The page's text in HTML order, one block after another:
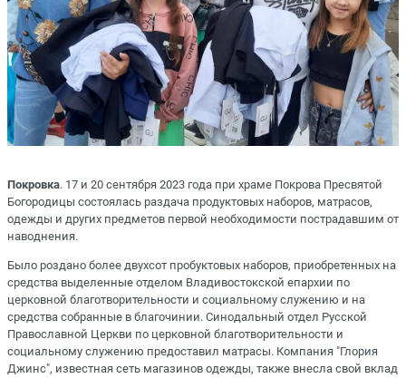
Покровка. 17 и 20 сентября 2023 года при храме Покрова Пресвятой
Богородицы состоялась раздача продуктовых наборов, матрасов,
одежды и других предметов первой необходимости пострадавшим от
наводнения.
Было роздано более двухсот пробуктовых наборов, приобретенных на
средства выделенные отделом Владивостокской епархии по
церковной благотворительности и социальному служению и на
средства собранные в благочинии. Синодальный отдел Русской
Православной Церкви по церковной благотворительности и
социальному служению предоставил матрасы. Компания "Глория
Джинс", известная сеть магазинов одежды, также внесла свой вклад